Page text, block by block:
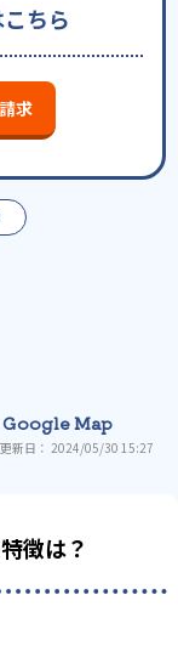
ちら
求
Google Map
新日： 2024/05/30 15:27
徴は？